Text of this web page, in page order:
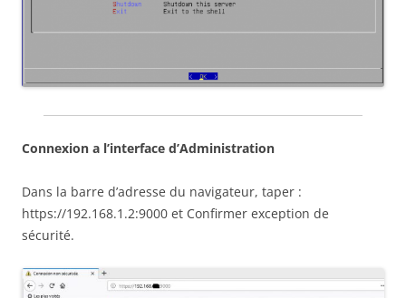
Connexion a l’interface d’Administration
Dans la barre d’adresse du navigateur, taper :
https://192.168.1.2:9000 et Confirmer exception de
sécurité.